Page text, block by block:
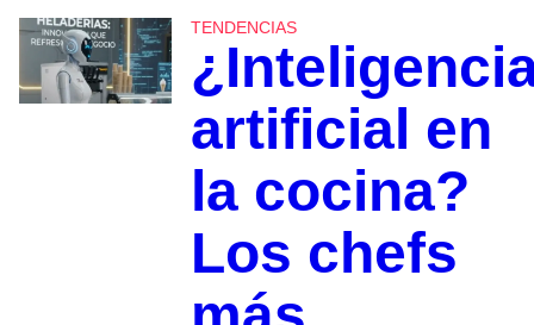
TENDENCIAS
artificial en
la cocina?
Los chefs